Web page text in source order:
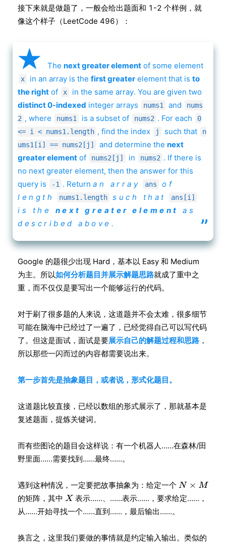
接下来就是做题了，一般会给出题面和 1-2 个样例，就
像这个样子（LeetCode 496）：
★ The next greater element of some element
x in an array is the first greater element that is to
the right of x in the same array. You are given two
distinct 0-indexed integer arrays nums1 and
nums
2 , where nums1 is a subset of nums2 . For each
0
<= i < nums1.length , find the index j such that
n
ums1[i] == nums2[j]
and determine the next
greater element of nums2[j] in nums2 . If there is
no next greater element, then the answer for this
query is
-1 . Return an array ans
of
length
nums1.length such that ans[i]
is the next greater element
as
described above.
”
Google 的题很少出现 Hard，基本以 Easy 和 Medium
为主。所以如何分析题目并展示解题思路就成了重中之
重，而不仅仅是要写出一个能够运行的代码。
对于刷了很多题的人来说，这道题并不会太难，很多细节
可能在脑海中已经过了一遍了，已经觉得自己可以写代码
了。但这是面试，面试是要展示自己的解题过程和思路 ，
所以那些一闪而过的内容都需要说出来。
第一步首先是抽象题目，或者说，形式化题目。
这道题比较直接，已经以数组的形式展示了，那就基本是
复述题面，提炼关键词。
而有些图论的题目会这样说：有一个机器人……在森林/田
野里面……需要找到……最终……。
遇到这种情况，一定要把故事抽象为：给定一个
的矩阵，其中
表示……、……表示……，要求给定……，
从……开始寻找一个……直到……，最后输出……。
换言之，这里我们要做的事情就是约定输入输出。类似的